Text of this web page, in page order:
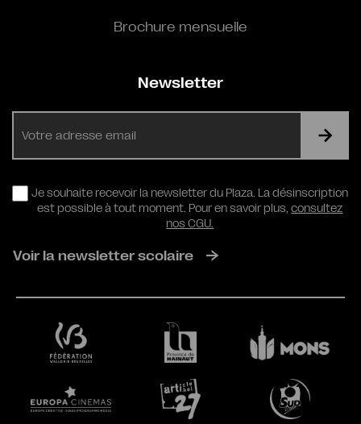
Brochure mensuelle
Newsletter
RGPD
Je souhaite recevoir la newsletter du Plaza. La désinscription
est possible à tout moment. Pour en savoir plus,consultez
nos CGU.
Voir la newsletter scolaire